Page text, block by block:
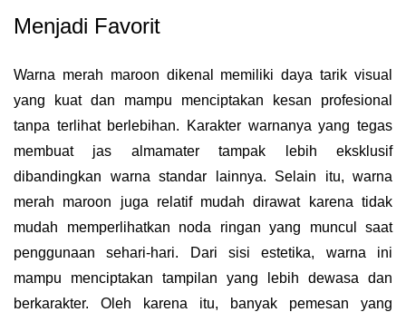
Menjadi Favorit
Warna merah maroon dikenal memiliki daya tarik visual
yang kuat dan mampu menciptakan kesan profesional
tanpa terlihat berlebihan. Karakter warnanya yang tegas
membuat jas almamater tampak lebih eksklusif
dibandingkan warna standar lainnya. Selain itu, warna
merah maroon juga relatif mudah dirawat karena tidak
mudah memperlihatkan noda ringan yang muncul saat
penggunaan sehari-hari. Dari sisi estetika, warna ini
mampu menciptakan tampilan yang lebih dewasa dan
berkarakter. Oleh karena itu, banyak pemesan yang